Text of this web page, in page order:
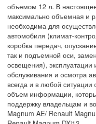
объемом 12 л. В
максимально объемная и
необходима для
автомобиля (климат-
коробка передач,
так и подъемной оси,
освещения), эксплуатации
обслуживания и осмотра
всегда и в любой
объем информации,
поддержку владельцам и
Magnum AE/ Renault